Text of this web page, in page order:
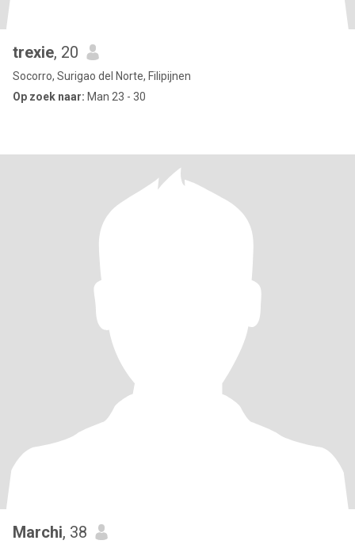
trexie, 20
Socorro, Surigao del Norte, Filipijnen
Op zoek naar: Man 23 - 30
Marchi, 38